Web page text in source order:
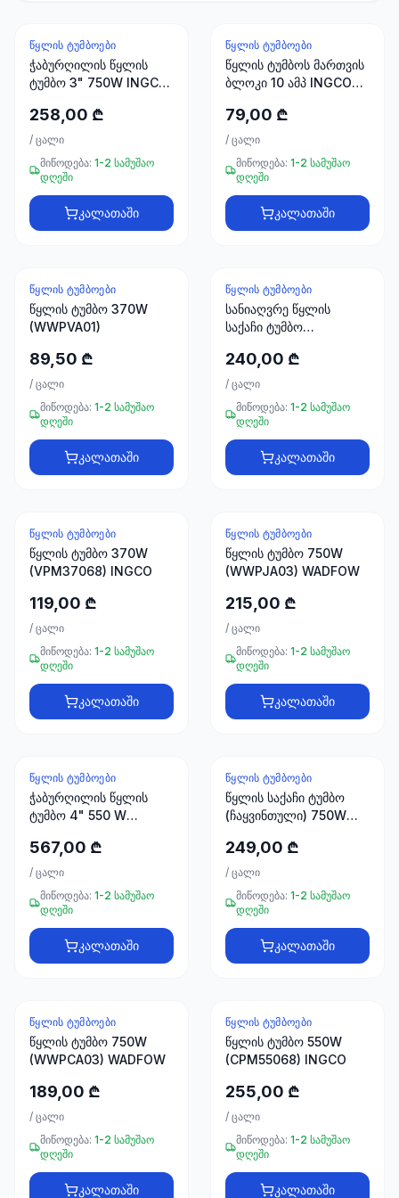
სანტექნიკა
1285
პროდუქტი
ბაღი და
პროდუქტი
სამშენებლო
მასალები
კლიმატური
ტექნიკა
პროდუქტი
ხელსაწყოები
50 პროდუქტი
ელექტრო
სამაგრები
20
პროდუქტი
სახლი და
ინტერიერი
10
პროდუქტი
23
66
33
ᲬᲧᲚᲘᲡ ᲢᲣᲛᲑᲝᲔᲑᲘ
ჭაბურღილის წყლის
ტუმბო 3" 750W INGCO
258,00 ₾
/ ცალი
მიწოდება: 1-2 სამუშაო
დღეში
კალათაში
ᲬᲧᲚᲘᲡ ᲢᲣᲛᲑᲝᲔᲑᲘ
წყლის ტუმბოს მართვის
ბლოკი 10 ამპ INGCO
79,00 ₾
/ ცალი
მიწოდება: 1-2 სამუშაო
დღეში
კალათაში
ᲬᲧᲚᲘᲡ ᲢᲣᲛᲑᲝᲔᲑᲘ
წყლის ტუმბო 370W
(WWPVA01)
89,50 ₾
/ ცალი
მიწოდება: 1-2 სამუშაო
დღეში
კალათაში
ᲬᲧᲚᲘᲡ ᲢᲣᲛᲑᲝᲔᲑᲘ
სანიაღვრე წყლის
საქაჩი ტუმბო
(SPD10001) INGCO
240,00 ₾
/ ცალი
მიწოდება: 1-2 სამუშაო
დღეში
კალათაში
ᲬᲧᲚᲘᲡ ᲢᲣᲛᲑᲝᲔᲑᲘ
წყლის ტუმბო 370W
(VPM37068) INGCO
119,00 ₾
/ ცალი
მიწოდება: 1-2 სამუშაო
დღეში
კალათაში
ᲬᲧᲚᲘᲡ ᲢᲣᲛᲑᲝᲔᲑᲘ
წყლის ტუმბო 750W
(WWPJA03) WADFOW
215,00 ₾
/ ცალი
მიწოდება: 1-2 სამუშაო
დღეში
კალათაში
ახალი
ᲬᲧᲚᲘᲡ ᲢᲣᲛᲑᲝᲔᲑᲘ
ჭაბურღილის წყლის
ტუმბო 4" 550 W
567,00 ₾
/ ცალი
მიწოდება: 1-2 სამუშაო
დღეში
კალათაში
ᲬᲧᲚᲘᲡ ᲢᲣᲛᲑᲝᲔᲑᲘ
წყლის საქაჩი ტუმბო
(ჩაყვინთული) 750W
249,00 ₾
/ ცალი
მიწოდება: 1-2 სამუშაო
დღეში
კალათაში
ᲬᲧᲚᲘᲡ ᲢᲣᲛᲑᲝᲔᲑᲘ
წყლის ტუმბო 750W
(WWPCA03) WADFOW
189,00 ₾
/ ცალი
მიწოდება: 1-2 სამუშაო
დღეში
კალათაში
ᲬᲧᲚᲘᲡ ᲢᲣᲛᲑᲝᲔᲑᲘ
წყლის ტუმბო 550W
(CPM55068) INGCO
255,00 ₾
/ ცალი
მიწოდება: 1-2 სამუშაო
დღეში
კალათაში